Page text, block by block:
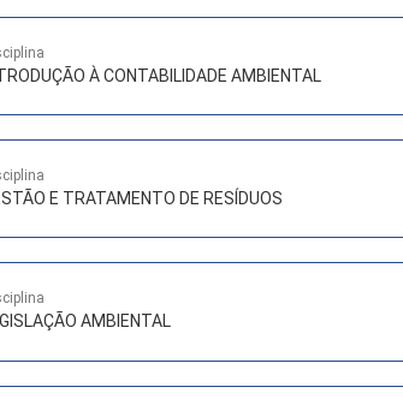
À CONTABILIDADE AMBIENTAL
E TRATAMENTO DE RESÍDUOS
AMBIENTAL